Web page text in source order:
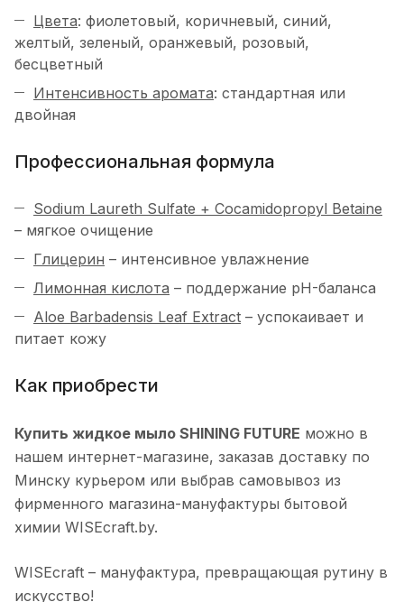
Цвета: фиолетовый, коричневый, синий,
желтый, зеленый, оранжевый, розовый,
бесцветный
Интенсивность аромата: стандартная или
двойная
Профессиональная формула
Sodium Laureth Sulfate + Cocamidopropyl Betaine
– мягкое очищение
Глицерин – интенсивное увлажнение
Лимонная кислота – поддержание pH-баланса
Aloe Barbadensis Leaf Extract – успокаивает и
питает кожу
Как приобрести
Купить жидкое мыло SHINING FUTURE можно в
нашем интернет-магазине, заказав доставку по
Минску курьером или выбрав самовывоз из
фирменного магазина-мануфактуры бытовой
химии WISEcraft.by.
WISEcraft – мануфактура, превращающая рутину в
искусство!